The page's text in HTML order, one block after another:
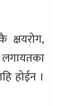
क्षयरोग,
लगायतका
होईन ।